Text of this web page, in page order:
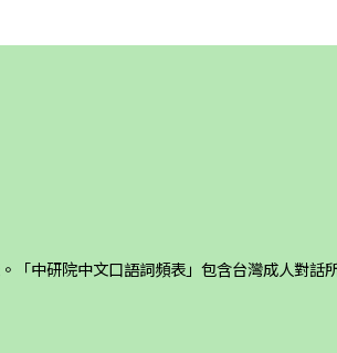
中研院中文口語詞頻表」包含台灣成人對